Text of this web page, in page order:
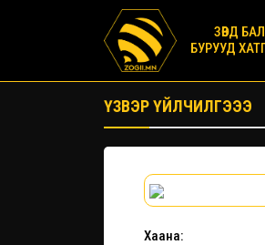
ЗӨВД БАЛ
БУРУУД
ҮЗВЭР ҮЙЛЧИЛГЭЭЭ
Хаана: